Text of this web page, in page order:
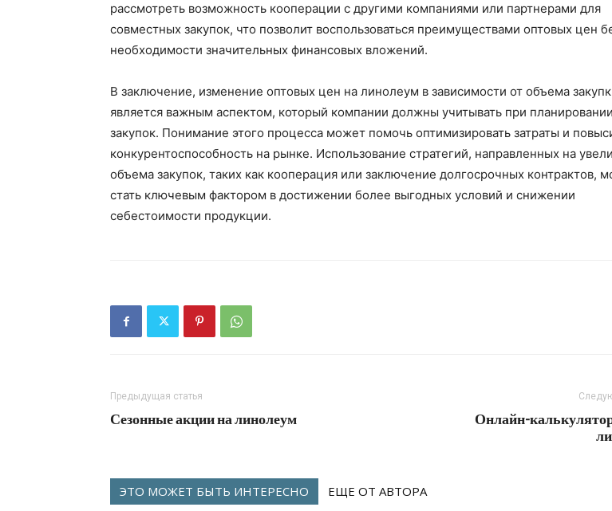
рассмотреть возможность кооперации с другими компаниями или партнерами для
совместных закупок, что позволит воспользоваться преимуществами оптовых цен
необходимости значительных финансовых вложений.
В заключение, изменение оптовых цен на линолеум в зависимости от объема
является важным аспектом, который компании должны учитывать при
закупок. Понимание этого процесса может помочь оптимизировать затраты и
конкурентоспособность на рынке. Использование стратегий, направленных на
объема закупок, таких как кооперация или заключение долгосрочных контрактов,
стать ключевым фактором в достижении более выгодных условий и снижении
себестоимости продукции.
Предыдущая статья
Сезонные акции на линолеум
Онлайн-
ЭТО МОЖЕТ БЫТЬ ИНТЕРЕСНО ЕЩЕ ОТ АВТОРА